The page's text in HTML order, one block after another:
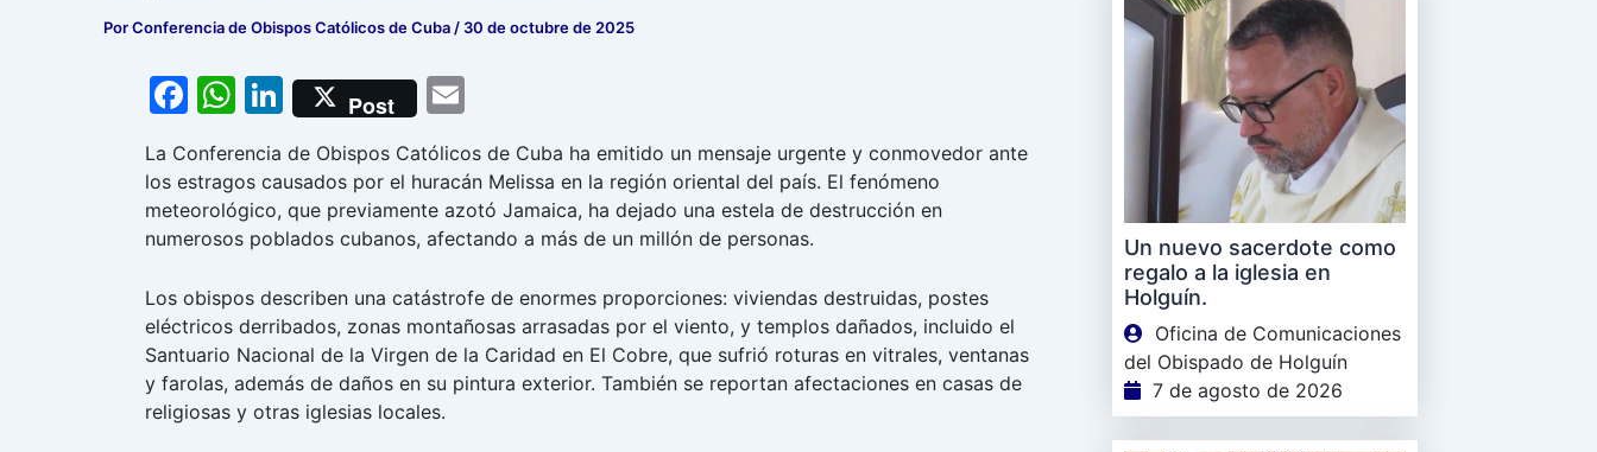
PorConferencia de Obispos Católicos de Cuba / 30 de octubre de 2025
F
c
e
b
o
o
k
W
at
s
A
p
p
Li
n
k
e
dI
n
Post
E
ai
l
La Conferencia de Obispos Católicos de Cuba ha emitido un mensaje urgente y conmovedor ante
los estragos causados por el huracán Melissa en la región oriental del país. El fenómeno
meteorológico, que previamente azotó Jamaica, ha dejado una estela de destrucción en
numerosos poblados cubanos, afectando a más de un millón de personas.
Los obispos describen una catástrofe de enormes proporciones: viviendas destruidas, postes
eléctricos derribados, zonas montañosas arrasadas por el viento, y templos dañados, incluido el
Santuario Nacional de la Virgen de la Caridad en El Cobre, que sufrió roturas en vitrales, ventanas
y farolas, además de daños en su pintura exterior. También se reportan afectaciones en casas de
religiosas y otras iglesias locales.
Un nuevo sacerdote como
regalo a la iglesia en
Holguín.
Oficina de Comunicaciones
del Obispado de Holguín
7 de agosto de 2026